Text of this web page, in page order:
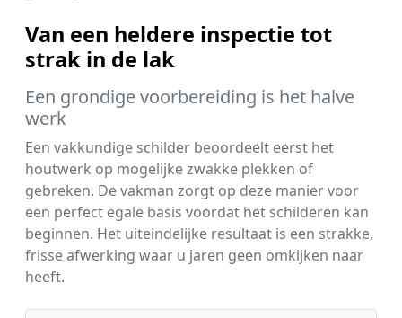
Van een heldere inspectie tot
strak in de lak
Een grondige voorbereiding is het halve
werk
Een vakkundige schilder beoordeelt eerst het
houtwerk op mogelijke zwakke plekken of
gebreken. De vakman zorgt op deze manier voor
een perfect egale basis voordat het schilderen kan
beginnen. Het uiteindelijke resultaat is een strakke,
frisse afwerking waar u jaren geen omkijken naar
heeft.